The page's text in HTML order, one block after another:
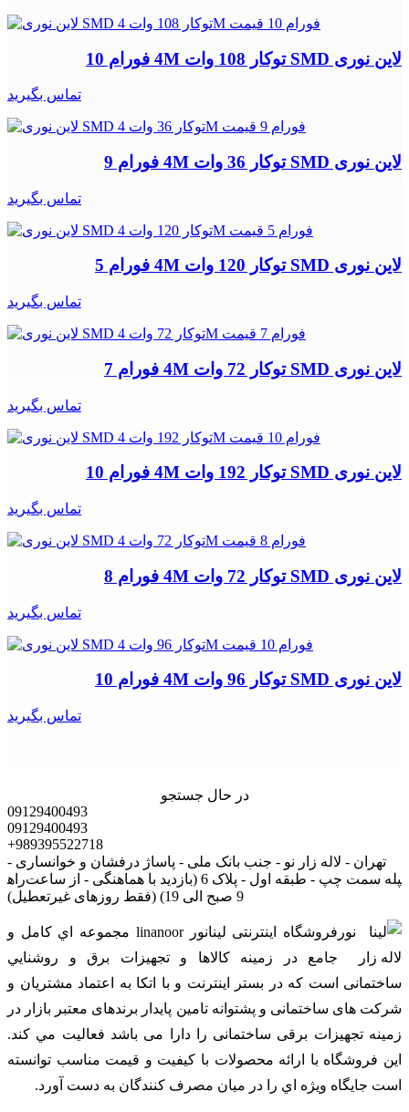
لاین نوری SMD توکار 108 وات 4M فورام 10
تماس بگیرید
لاین نوری SMD توکار 36 وات 4M فورام 9
تماس بگیرید
لاین نوری SMD توکار 120 وات 4M فورام 5
تماس بگیرید
لاین نوری SMD توکار 72 وات 4M فورام 7
تماس بگیرید
لاین نوری SMD توکار 192 وات 4M فورام 10
تماس بگیرید
لاین نوری SMD توکار 72 وات 4M فورام 8
تماس بگیرید
لاین نوری SMD توکار 96 وات 4M فورام 10
تماس بگیرید
در حال جستجو
09129400493
09129400493
+989395522718
تهران - لاله زار نو - جنب بانک ملی - پاساژ درفشان و خوانساری -
راه‎پله سمت چپ - طبقه اول - پلاک 6 (بازدید با هماهنگی - از ساعت
9 صبح الی 19) (فقط روزهای غیرتعطیل)
فروشگاه اینترنتی لینانور linanoor مجموعه اي کامل و
جامع در زمينه کالاها و تجهيزات برق و روشنايي
ساختمانی است که در بستر اينترنت و با اتکا به اعتماد مشتریان و
شرکت های ساختمانی و پشتوانه تامین پایدار برندهای معتبر بازار در
زمینه تجهیزات برقی ساختمانی را دارا می باشد فعالیت مي کند.
اين فروشگاه با ارائه محصولات با کيفيت و قيمت مناسب توانسته
است جايگاه ويژه اي را در ميان مصرف کنندگان به دست آورد.